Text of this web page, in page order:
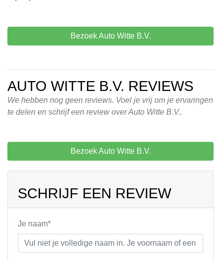
Bezoek Auto Witte B.V.
AUTO WITTE B.V. REVIEWS
We hebben nog geen reviews. Voel je vrij om je ervaringen
te delen en schrijf een review over Auto Witte B.V..
Bezoek Auto Witte B.V.
SCHRIJF EEN REVIEW
Je naam*